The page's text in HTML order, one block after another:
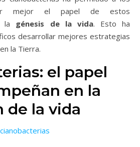
mejor el papel de estos
la génesis de la vida. Esto ha
desarrollar mejores estrategias
la Tierra.
el papel
en la
de la vida